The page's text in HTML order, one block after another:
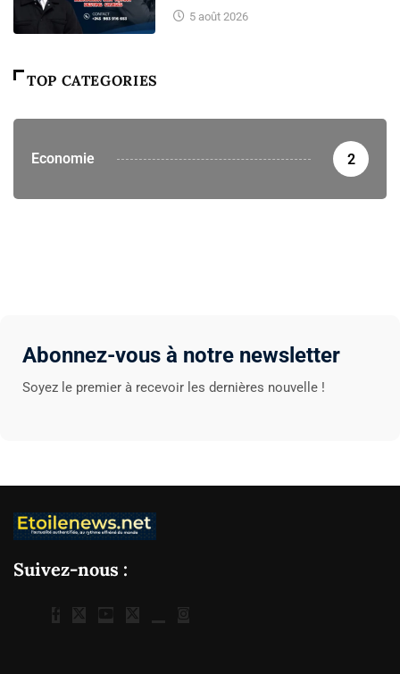
5 août 2026
TOP CATEGORIES
Economie 2
Abonnez-vous à notre newsletter
Soyez le premier à recevoir les dernières nouvelle !
Suivez-nous :